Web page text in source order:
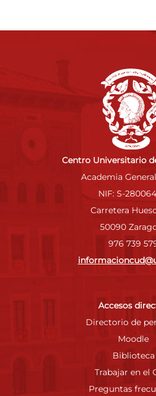
Centro Universitario
Academia
NIF: S-
Carretera
50090
976 739
Accesos
Directorio de
Moodle
Biblioteca
Trabajar en el
Preguntas